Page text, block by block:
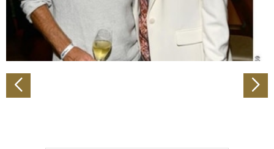
analysieren. Außerdem geben wir Informationen zu Ihrer
Verwendung unserer Website an unsere Partner für
soziale Medien, Werbung und Analysen weiter. Unsere
Partner führen diese Informationen möglicherweise mit
haben oder die sie im Rahmen Ihrer Nutzung der Dienste
gesammelt haben.